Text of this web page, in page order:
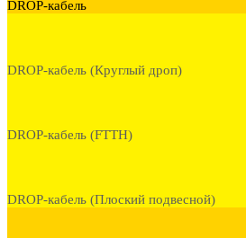
DROP-кабель
DROP-кабель (Круглый дроп)
DROP-кабель (FTTH)
DROP-кабель (Плоский подвесной)